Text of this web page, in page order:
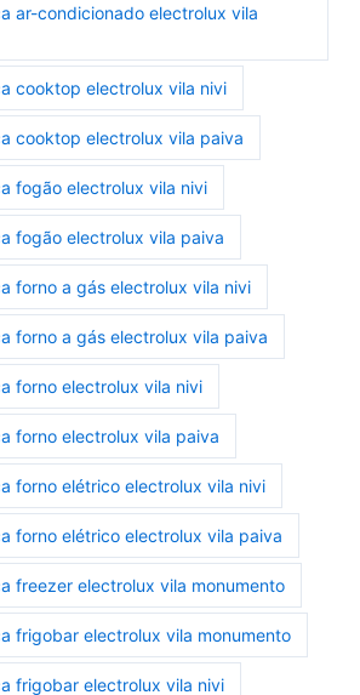
ar-condicionado electrolux vila
cooktop electrolux vila nivi
cooktop electrolux vila paiva
fogão electrolux vila nivi
fogão electrolux vila paiva
forno a gás electrolux vila nivi
forno a gás electrolux vila paiva
forno electrolux vila nivi
forno electrolux vila paiva
forno elétrico electrolux vila nivi
forno elétrico electrolux vila paiva
freezer electrolux vila monumento
frigobar electrolux vila monumento
frigobar electrolux vila nivi